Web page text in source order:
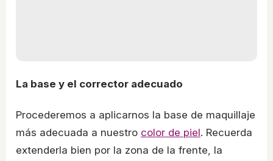
La base y el corrector adecuado
Procederemos a aplicarnos la base de maquillaje
más adecuada a nuestro color de piel. Recuerda
extenderla bien por la zona de la frente, la